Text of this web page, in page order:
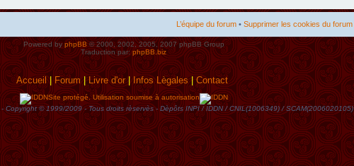
L’équipe du forum • Supprimer les cookies du forum
Powered byphpBB© 2000, 2002, 2005, 2007 phpBB Group
Traduction par:phpBB.biz
Accueil|Forum|Livre d'or|Infos Lègales|Contact
Site protégé. Utilisation soumise à autorisation
Copyright © 1999/2009 - Tous droits rèservès - Dèpôts INPI / IDDN / CNIL(1006349) / SCAM(2006020105)